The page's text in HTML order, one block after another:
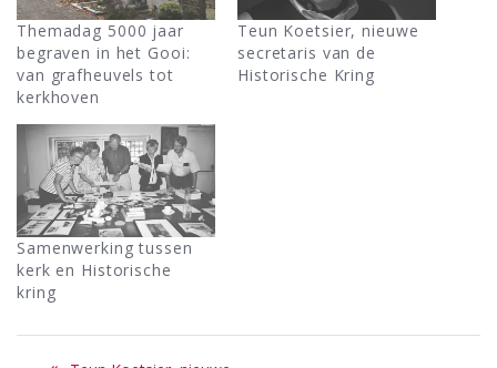
Themadag 5000 jaar
begraven in het Gooi:
van grafheuvels tot
kerkhoven
Teun Koetsier, nieuwe
secretaris van de
Historische Kring
Samenwerking tussen
kerk en Historische
kring
Bericht